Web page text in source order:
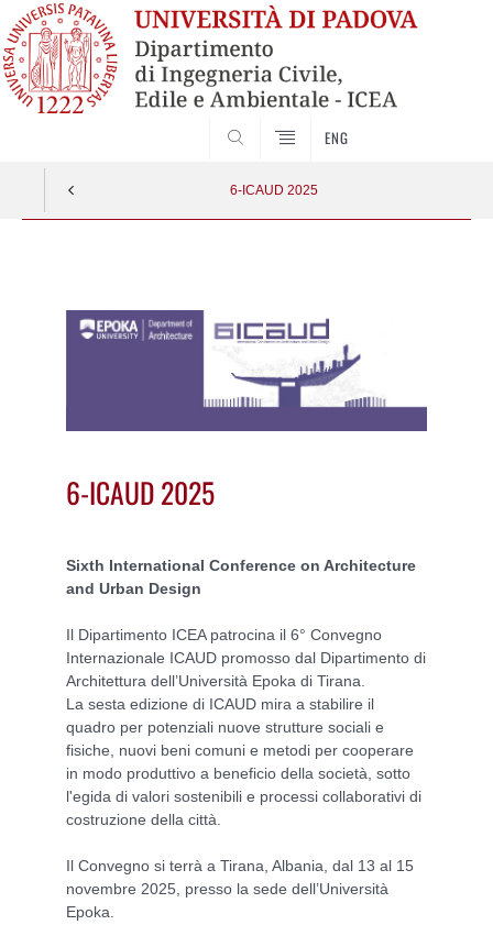
ENG
6-ICAUD 2025
6-ICAUD 2025
Sixth International Conference on Architecture
and Urban Design
Il Dipartimento ICEA patrocina il 6° Convegno
Internazionale ICAUD promosso dal Dipartimento di
Architettura dell’Università Epoka di Tirana.
La sesta edizione di ICAUD mira a stabilire il
quadro per potenziali nuove strutture sociali e
fisiche, nuovi beni comuni e metodi per cooperare
in modo produttivo a beneficio della società, sotto
l'egida di valori sostenibili e processi collaborativi di
costruzione della città.
Il Convegno si terrà a Tirana, Albania, dal 13 al 15
novembre 2025, presso la sede dell’Università
Epoka.